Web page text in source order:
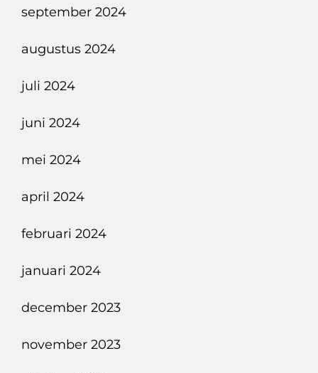
september 2024
augustus 2024
juli 2024
juni 2024
mei 2024
april 2024
februari 2024
januari 2024
december 2023
november 2023